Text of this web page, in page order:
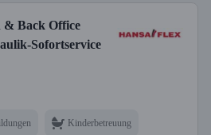
& Back Office
Sofortservice
Kinderbetreuung